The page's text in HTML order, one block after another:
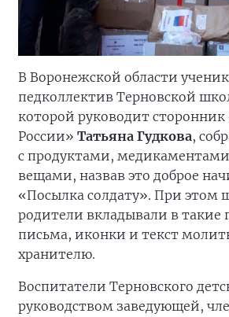
В Воронежской области
педколлектив Терновской
которой руководит
России» Татьяна Гудкова,
с продуктами,
вещами, назвав это доброе
«Посылка солдату». При этом
родители вкладывали в такие
письма, иконки и текст
хранителю.
Воспитатели Терновского
руководством заведующей,